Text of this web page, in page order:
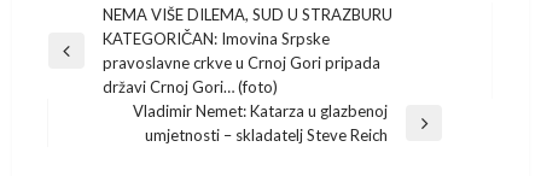
Navigacija
objava
Previous
NEMA VIŠE DILEMA, SUD U STRAZBURU
KATEGORIČAN: Imovina Srpske
pravoslavne crkve u Crnoj Gori pripada
državi Crnoj Gori… (foto)
Vladimir Nemet: Katarza u glazbenoj
umjetnosti – skladatelj Steve Reich